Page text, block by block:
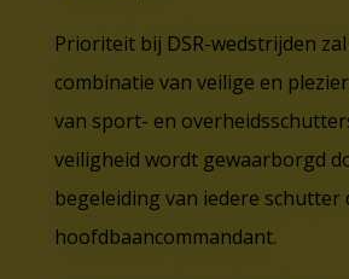
Prioriteit bij DSR-wedstrijden
combinatie van veilige en
van sport- en
veiligheid wordt gewaarborgd
begeleiding van iedere schutter
hoofdbaancommandant.